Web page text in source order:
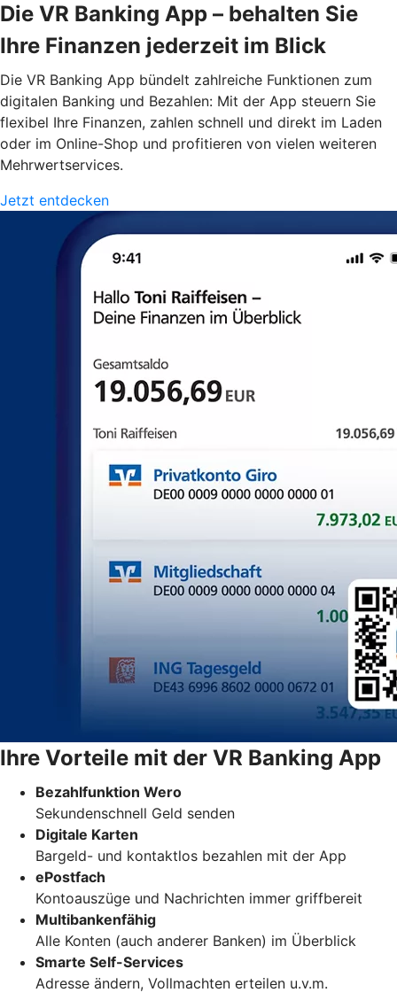
Die VR Banking App – behalten Sie
Ihre Finanzen jederzeit im Blick
Die VR Banking App bündelt zahlreiche Funktionen zum
digitalen Banking und Bezahlen: Mit der App steuern Sie
flexibel Ihre Finanzen, zahlen schnell und direkt im Laden
oder im Online-Shop und profitieren von vielen weiteren
Mehrwertservices.
Jetzt entdecken
Ihre Vorteile mit der VR Banking App
Bezahlfunktion Wero
Sekundenschnell Geld senden
Digitale Karten
Bargeld- und kontaktlos bezahlen mit der App
ePostfach
Kontoauszüge und Nachrichten immer griffbereit
Multibankenfähig
Alle Konten (auch anderer Banken) im Überblick
Smarte Self-Services
Adresse ändern, Vollmachten erteilen u.v.m.